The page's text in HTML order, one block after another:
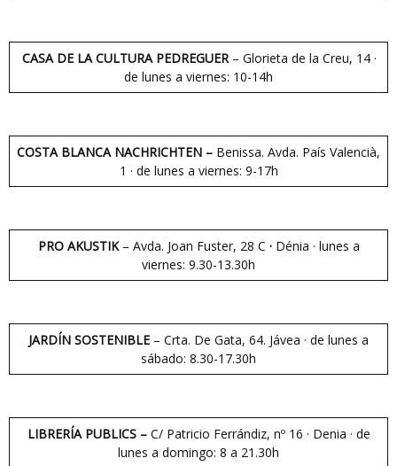
CASA DE LA CULTURA PEDREGUER – Glorieta de la Creu, 14 ·
de lunes a viernes: 10-14h
COSTA BLANCA NACHRICHTEN – Benissa. Avda. País Valencià,
1 · de lunes a viernes: 9-17h
PRO AKUSTIK – Avda. Joan Fuster, 28 C · Dénia · lunes a
viernes: 9.30-13.30h
JARDÍN SOSTENIBLE – Crta. De Gata, 64. Jávea · de lunes a
sábado: 8.30-17.30h
LIBRERÍA PUBLICS – C/ Patricio Ferrándiz, nº 16 · Denia · de
lunes a domingo: 8 a 21.30h